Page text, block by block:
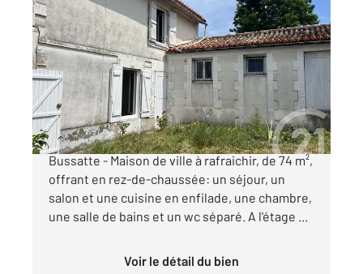
ANGOULEME 16
74,20 m 2 , 3 pièces
Ref : 8222
Maison à vendre
127 900 €
C en EXCLUSIVITE - Angoulême secteur La
Bussatte - Maison de ville à rafraichir, de 74 m²,
offrant en rez-de-chaussée: un séjour, un
salon et une cuisine en enfilade, une chambre,
une salle de bains et un wc séparé. A l'étage ...
Voir le détail du bien